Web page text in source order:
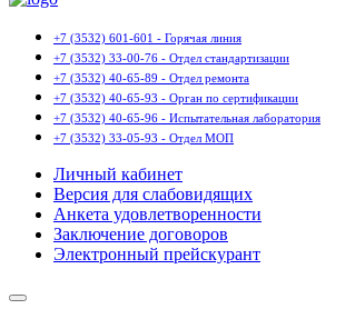
+7 (3532) 601-601 - Горячая линия
+7 (3532) 33-00-76 - Отдел стандартизации
+7 (3532) 40-65-89 - Отдел ремонта
+7 (3532) 40-65-93 - Орган по сертификации
+7 (3532) 40-65-96 - Испытательная лаборатория
+7 (3532) 33-05-93 - Отдел МОП
Личный кабинет
Версия для слабовидящих
Анкета удовлетворенности
Заключение договоров
Электронный прейскурант